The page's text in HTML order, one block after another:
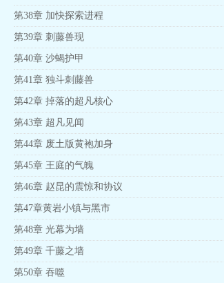
第38章 加快探索进程
第39章 刺藤兽现
第40章 沙蝎护甲
第41章 独斗刺藤兽
第42章 掉落的超凡核心
第43章 超凡见闻
第44章 废土版黄袍加身
第45章 王庭的气魄
第46章 赵昆的震惊和协议
第47章黄岩小镇与黑市
第48章 光幕为墙
第49章 千藤之墙
第50章 吞噬